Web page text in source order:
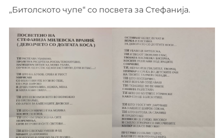
„Битолското чупе“ со посвета за Стефанија.